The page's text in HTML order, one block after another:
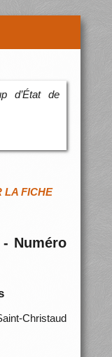
d’État de
LA FICHE
- Numéro
Christaud